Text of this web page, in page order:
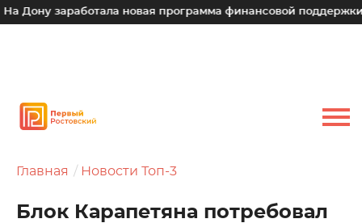
заработала новая программа финансовой поддержки
Главная Новости Топ-3
Блок Карапетяна потребовал